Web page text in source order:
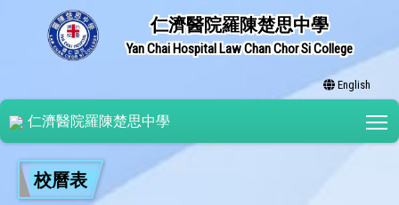
仁濟醫院羅陳楚思中學
Yan Chai Hospital Law Chan Chor Si College
English
仁濟醫院羅陳楚思中學
校曆表